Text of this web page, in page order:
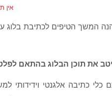
אין
המשך הטיפים לכתיבת בלוג
כלי כתיבה אלגנטי וידידותי